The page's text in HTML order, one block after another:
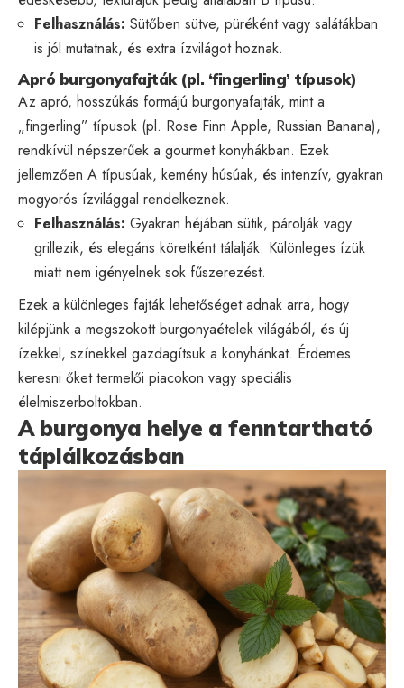
Felhasználás: Sütőben sütve, püréként vagy salátákban
is jól mutatnak, és extra ízvilágot hoznak.
Apró burgonyafajták (pl. ‘fingerling’ típusok)
Az apró, hosszúkás formájú burgonyafajták, mint a
„fingerling” típusok (pl. Rose Finn Apple, Russian Banana),
rendkívül népszerűek a gourmet konyhákban. Ezek
jellemzően A típusúak, kemény húsúak, és intenzív, gyakran
mogyorós ízvilággal rendelkeznek.
Felhasználás: Gyakran héjában sütik, párolják vagy
grillezik, és elegáns köretként tálalják. Különleges ízük
miatt nem igényelnek sok fűszerezést.
Ezek a különleges fajták lehetőséget adnak arra, hogy
kilépjünk a megszokott burgonyaételek világából, és új
ízekkel, színekkel gazdagítsuk a konyhánkat. Érdemes
keresni őket termelői piacokon vagy speciális
élelmiszerboltokban.
A burgonya helye a fenntartható
táplálkozásban